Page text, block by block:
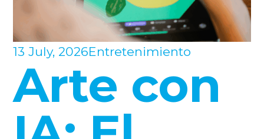
13 July, 2026Entretenimiento
Arte con